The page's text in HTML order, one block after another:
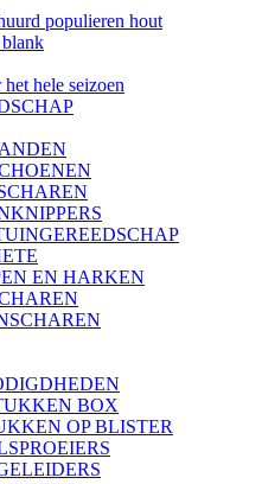
populieren hout
hele seizoen
EN HARKEN
BOX
OP BLISTER